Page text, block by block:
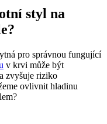
styl na
pro správnou fungující
v krvi může být
zvyšuje riziko
ovlivnit hladinu